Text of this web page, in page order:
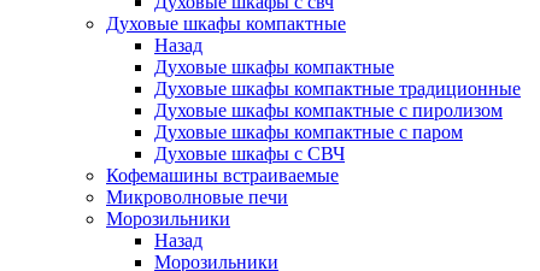
Духовые шкафы компактные
Назад
Духовые шкафы компактные
Духовые шкафы компактные традиционные
Духовые шкафы компактные с пиролизом
Духовые шкафы компактные с паром
Духовые шкафы с СВЧ
Кофемашины встраиваемые
Микроволновые печи
Морозильники
Назад
Морозильники